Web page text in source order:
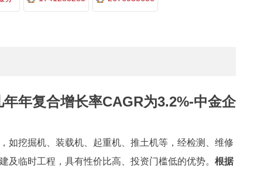
年复合增长率CAGR为3.2%-中金企
如挖掘机、装载机、起重机、推土机等，经检测、维修
临时工程，具有性价比高、投资门槛低的优势。 根据